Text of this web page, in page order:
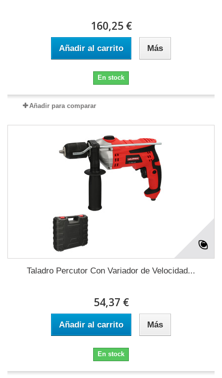
160,25 €
Añadir al carrito Más
En stock
Añadir para comparar
Taladro Percutor Con Variador de Velocidad...
54,37 €
Añadir al carrito Más
En stock